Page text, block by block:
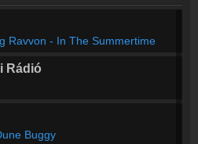
Ravvon - In The Summertime
Rádió
Buggy